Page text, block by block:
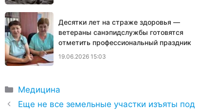
Десятки лет на страже здоровья —
ветераны санэпидслужбы готовятся
отметить профессиональный праздник
19.06.2026 15:03
Рубрики
Медицина
Еще не все земельные участки изъяты под